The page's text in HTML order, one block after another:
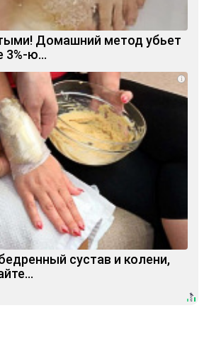
Домашний метод убьет
3%-ю…
i
сустав и колени,